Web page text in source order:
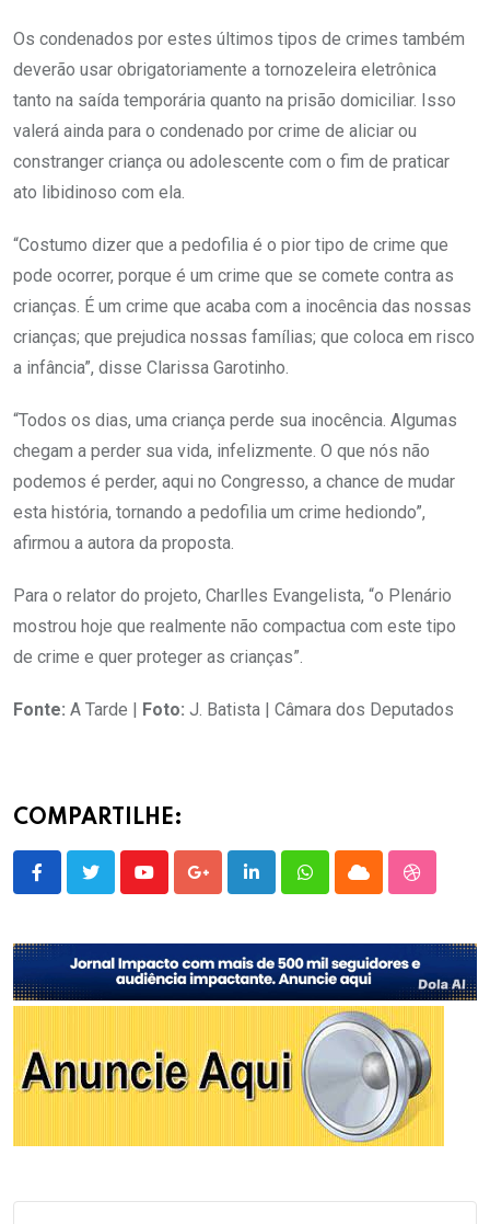
Os condenados por estes últimos tipos de crimes também
deverão usar obrigatoriamente a tornozeleira eletrônica
tanto na saída temporária quanto na prisão domiciliar. Isso
valerá ainda para o condenado por crime de aliciar ou
constranger criança ou adolescente com o fim de praticar
ato libidinoso com ela.
“Costumo dizer que a pedofilia é o pior tipo de crime que
pode ocorrer, porque é um crime que se comete contra as
crianças. É um crime que acaba com a inocência das nossas
crianças; que prejudica nossas famílias; que coloca em risco
a infância”, disse Clarissa Garotinho.
“Todos os dias, uma criança perde sua inocência. Algumas
chegam a perder sua vida, infelizmente. O que nós não
podemos é perder, aqui no Congresso, a chance de mudar
esta história, tornando a pedofilia um crime hediondo”,
afirmou a autora da proposta.
Para o relator do projeto, Charlles Evangelista, “o Plenário
mostrou hoje que realmente não compactua com este tipo
de crime e quer proteger as crianças”.
Fonte: A Tarde | Foto: J. Batista | Câmara dos Deputados
COMPARTILHE:
YoutubeGoogle+LinkedInWhatsappCloud